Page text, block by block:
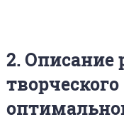
2. Описание